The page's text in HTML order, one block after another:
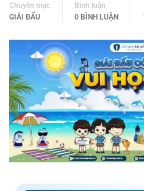
Chuyên mục
GIẢI ĐẤU
Bình luận
0 BÌNH LUẬN